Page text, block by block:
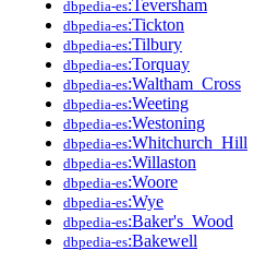
dbpedia-es:Teversham
dbpedia-es:Tickton
dbpedia-es:Tilbury
dbpedia-es:Torquay
dbpedia-es:Waltham_Cross
dbpedia-es:Weeting
dbpedia-es:Westoning
dbpedia-es:Whitchurch_Hill
dbpedia-es:Willaston
dbpedia-es:Woore
dbpedia-es:Wye
dbpedia-es:Baker's_Wood
dbpedia-es:Bakewell